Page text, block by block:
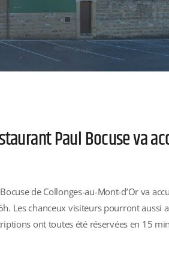
Paul Bocuse va
de Collonges-au-Mont-d’Or va
Les chanceux visiteurs pourront aussi
ont toutes été réservées en 15